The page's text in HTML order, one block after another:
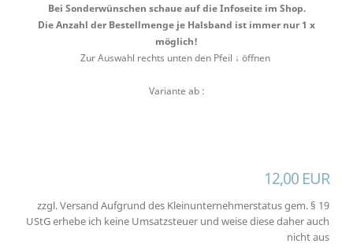
Bei Sonderwünschen schaue auf die Infoseite im Shop.
Die Anzahl der Bestellmenge je Halsband ist immer nur 1 x
möglich!
Zur Auswahl rechts unten den Pfeil ↓ öffnen
Variante ab :
12,00 EUR
zzgl. Versand Aufgrund des Kleinunternehmerstatus gem. § 19
UStG erhebe ich keine Umsatzsteuer und weise diese daher auch
nicht aus